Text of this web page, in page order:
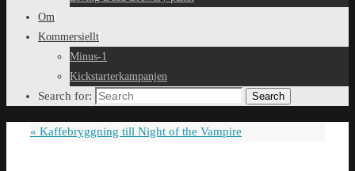
Om
Kommersiellt
Minus-1
Kickstarterkampanjen
Search for: Search
« Kaffebryggning till Night of the Vampire